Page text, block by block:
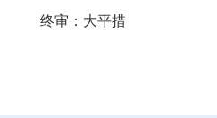
终审：大平措